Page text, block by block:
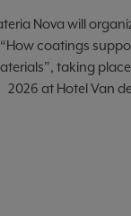
Nova will
“How coatings
taking
2026 at Hotel Van